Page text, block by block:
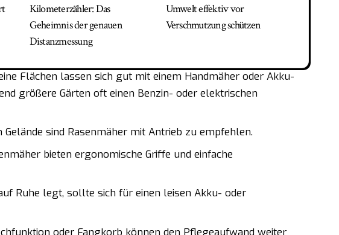
Kilometerzähler: Das
Geheimnis der genauen
Distanzmessung
Umwelt effektiv vor
Verschmutzung schützen
Flächen lassen sich gut mit einem Handmäher oder Akku-
größere Gärten oft einen Benzin- oder elektrischen
sind Rasenmäher mit Antrieb zu empfehlen.
bieten ergonomische Griffe und einfache
Ruhe legt, sollte sich für einen leisen Akku- oder
oder Fangkorb können den Pflegeaufwand weiter